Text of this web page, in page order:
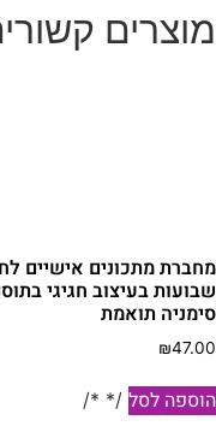
מתכונים אישיים
בעיצוב חגיגי
תואמת
₪
לסל /* */